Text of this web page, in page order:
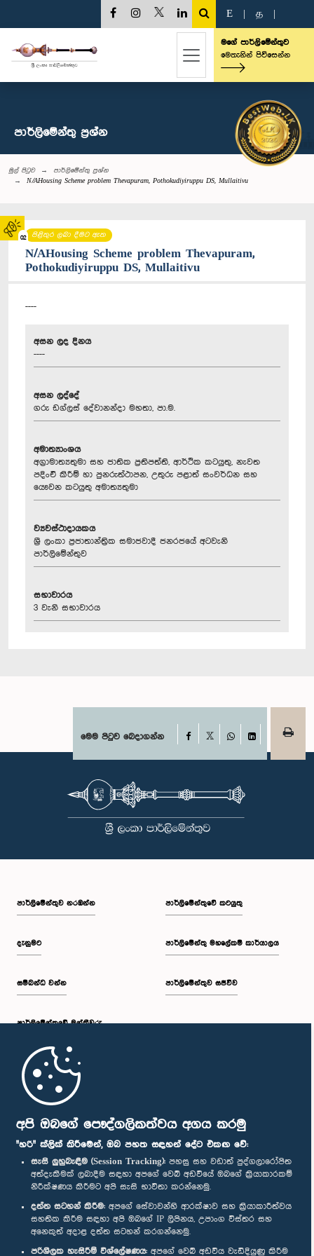
අපි ඔබගේ පෞද්ගලිකත්වය අගය කරමු
"හරි" ක්ලික් කිරීමෙන්, ඔබ පහත සඳහන් දේට එකඟ වේ:
සැසි ලුහුබැඳීම (Session Tracking): පහසු සහ වඩාත් පුද්ගලාරෝපිත
අත්දැකීමක් ලබාදීම සඳහා අපගේ වෙබ් අඩවියේ ඔබගේ ක්‍රියාකාරකම්
නිරීක්ෂණය කිරීමට අපි සැසි භාවිතා කරන්නෙමු.
දත්ත සටහන් කිරීම: අපගේ සේවාවන්හි ආරක්ෂාව සහ ක්‍රියාකාරීත්වය
සහතික කිරීම සඳහා අපි ඔබගේ IP ලිපිනය, උපාංග විස්තර සහ
අනෙකුත් අදාළ දත්ත සටහන් කරගන්නෙමු.
පරිශීලක හැසිරීම් විශ්ලේෂණය: අපගේ වෙබ් අඩවිය වැඩිදියුණු කිරීම
02
E த
මගේ පාර්ලිමේන්තුව
මෙතැනින් පිවිසෙන්න
පාර්ලි‌මේන්තු‌ ප්‍රශ්න
මුල් පිටුව
පාර්ලි‌මේන්තු‌ ප්‍රශ්න
N/AHousing Scheme problem Thevapuram, Pothokudiyiruppu DS, Mullaitivu
පිළිතුර ලබා දීමට ඇත
N/AHousing Scheme problem Thevapuram,
Pothokudiyiruppu DS, Mullaitivu
----
අසන ලද දිනය
----
අසන ලද්දේ
ගරු ඩග්ලස් දේවානන්දා මහතා, පා.ම.
අමාත්‍යාංශය
අග්‍රාමාත්‍යතුමා සහ ජාතික ප්‍රතිපත්ති, ආර්ථික කටයුතු, නැවත
පදිංචි කිරීම් හා පුනරුත්ථාපන, උතුරු පළාත් සංවර්ධන සහ
යෞවන කටයුතු අමාත්‍යතුමා
ව්‍යවස්ථාදායකය
ශ්‍රී ලංකා ප්‍රජාතාන්ත්‍රික සමාජවාදී ජනරජයේ අටවැනි
පාර්ලිමේන්තුව
සභාවාරය
3 වැනි සභාවාරය
මෙම පිටුව බෙදාගන්න Facebook
WhatsAppLinkedIn
පාර්ලි‌මේන්තුව නරඹන්න
දැනුමට
සම්බන්ධ වන්න
පාර්ලි‌මේන්තුවේ මන්ත්‍රීවරු
මුල් පිටුව
පාර්ලිමේන්තුවේ කටයුතු
පාර්ලිමේන්තු මහලේකම් කාර්යාලය
පාර්ලිමේන්තුව සජීවීව
පාර්ලිමේන්තු ජංගම යෙදුම
අප හා සම්බන්ධ වී සිටින්න :
සම්මාන